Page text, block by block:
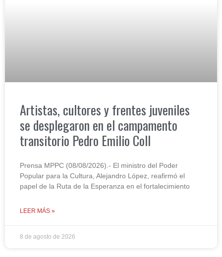
Artistas, cultores y frentes juveniles
se desplegaron en el campamento
transitorio Pedro Emilio Coll
Prensa MPPC (08/08/2026).- El ministro del Poder
Popular para la Cultura, Alejandro López, reafirmó el
papel de la Ruta de la Esperanza en el fortalecimiento
LEER MÁS »
8 de agosto de 2026